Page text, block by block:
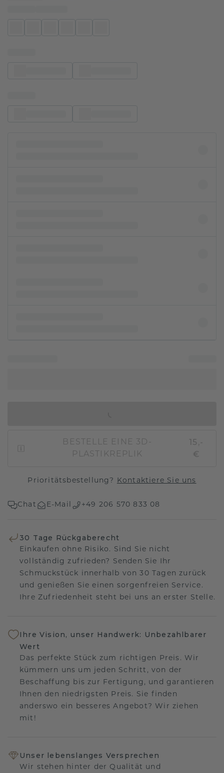
BESTELLE EINE 3D-
PLASTIKREPLIK
15,-
€
Prioritätsbestellung? Kontaktiere Sie uns
Chat E-Mail +49 206 570 833 08
30 Tage Rückgaberecht
Einkaufen ohne Risiko. Sind Sie nicht
vollständig zufrieden? Senden Sie Ihr
Schmuckstück innerhalb von 30 Tagen zurück
und genießen Sie einen sorgenfreien Service.
Ihre Zufriedenheit steht bei uns an erster Stelle.
Ihre Vision, unser Handwerk: Unbezahlbarer
Wert
Das perfekte Stück zum richtigen Preis. Wir
kümmern uns um jeden Schritt, von der
Beschaffung bis zur Fertigung, und garantieren
Ihnen den niedrigsten Preis. Sie finden
anderswo ein besseres Angebot? Wir ziehen
mit!
Unser lebenslanges Versprechen
Wir stehen hinter der Qualität und